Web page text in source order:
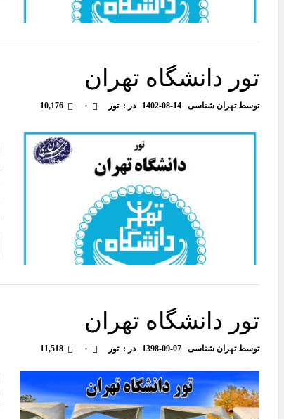
تور دانشگاه تهران
توسطتهران شناسی 1402-08-14 در :تور ۰ 10,176
تور دانشگاه تهران
توسطتهران شناسی 1398-09-07 در :تور ۰ 11,518